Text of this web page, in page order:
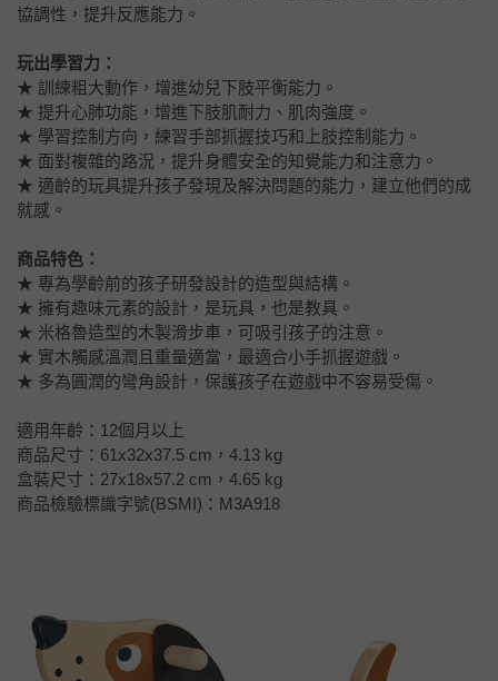
協調性，提升反應能力。
玩出學習力：
★ 訓練粗大動作，增進幼兒下肢平衡能力。
★ 提升心肺功能，增進下肢肌耐力、肌肉強度。
★ 學習控制方向，練習手部抓握技巧和上肢控制能力。
★ 面對複雜的路況，提升身體安全的知覺能力和注意力。
★ 適齡的玩具提升孩子發現及解決問題的能力，建立他們的成
就感。
商品特色：
★ 專為學齡前的孩子研發設計的造型與結構。
★ 擁有趣味元素的設計，是玩具，也是教具。
★ 米格魯造型的木製滑步車，可吸引孩子的注意。
★ 實木觸感溫潤且重量適當，最適合小手抓握遊戲。
★ 多為圓潤的彎角設計，保護孩子在遊戲中不容易受傷。
適用年齡：12個月以上
商品尺寸：61x32x37.5 cm，4.13 kg
盒裝尺寸：27x18x57.2 cm，4.65 kg
商品檢驗標識字號(BSMI)：M3A918